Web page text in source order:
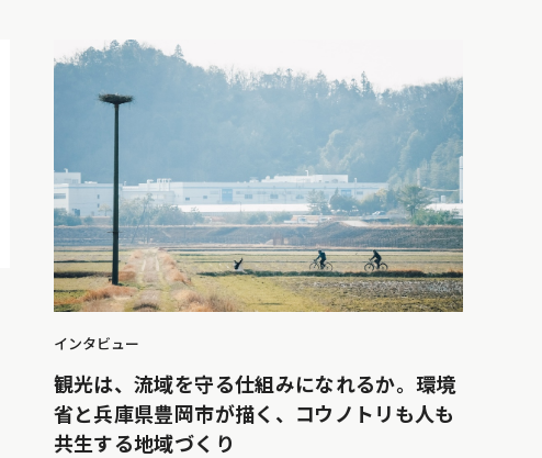
インタビュー
観光は、流域を守る仕組みになれるか。環境
省と兵庫県豊岡市が描く、コウノトリも人も
共生する地域づくり